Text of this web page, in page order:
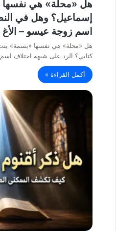
هل «محلة» هي
إسماعيل؟ وهل في
اسم زوجة عيسو –
هل «محلة» هي نفسها «بسمة»
كتابي؟ الرد على شبهة اختلاف
أكمل القراءة »